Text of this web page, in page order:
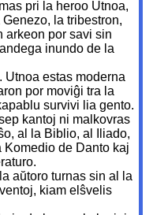
pri la heroo Utnoa,
la tribestron,
arkeon por savi sin
inundo de la
Utnoa estas moderna
por moviĝi tra la
survivi lia gento.
kantoj ni malkovras
al la Biblio, al Iliado,
de Danto kaj
aŭtoro turnas sin al la
kiam elŝvelis